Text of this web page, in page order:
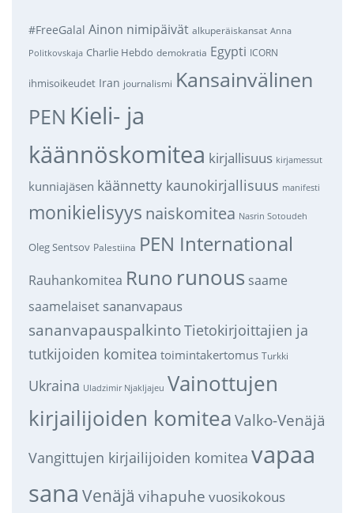
#FreeGalal Ainon nimipäivät alkuperäiskansat Anna
Politkovskaja Charlie Hebdo demokratia Egypti ICORN
ihmisoikeudet Iran journalismi Kansainvälinen
PEN Kieli- ja
käännöskomitea kirjallisuus kirjamessut
kunniajäsen käännetty kaunokirjallisuus manifesti
monikielisyys naiskomitea Nasrin Sotoudeh
Oleg Sentsov Palestiina PEN International
Rauhankomitea Runo runous saame
saamelaiset sananvapaus
sananvapauspalkintoTietokirjoittajien ja
tutkijoiden komitea toimintakertomus Turkki
Ukraina Uladzimir Njakljajeu Vainottujen
kirjailijoiden komitea Valko-Venäjä
Vangittujen kirjailijoiden komitea vapaa
sana Venäjä vihapuhe vuosikokous